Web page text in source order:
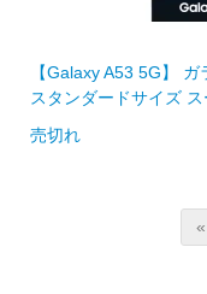
【Galaxy A53 5G】
スタンダードサイズ
売切れ